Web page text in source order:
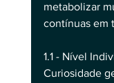
metabolizar
contínuas em
1.1 - Nível
Curiosidade